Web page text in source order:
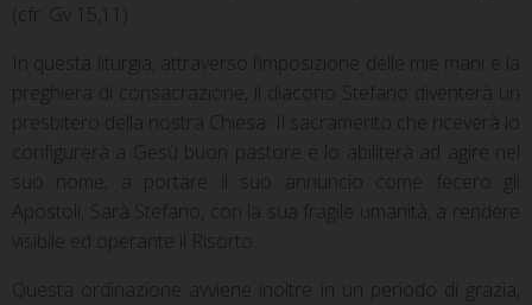
(cfr. Gv 15,11).
In questa liturgia, attraverso l’imposizione delle mie mani e la
preghiera di consacrazione, il diacono Stefano diventerà un
presbitero della nostra Chiesa. Il sacramento che riceverà lo
configurerà a Gesù buon pastore e lo abiliterà ad agire nel
suo nome, a portare il suo annuncio come fecero gli
Apostoli. Sarà Stefano, con la sua fragile umanità, a rendere
visibile ed operante il Risorto.
Questa ordinazione avviene inoltre in un periodo di grazia,